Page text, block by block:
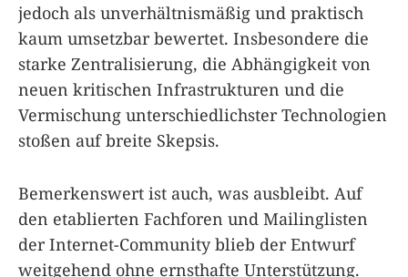
jedoch als unverhältnismäßig und praktisch
kaum umsetzbar bewertet. Insbesondere die
starke Zentralisierung, die Abhängigkeit von
neuen kritischen Infrastrukturen und die
Vermischung unterschiedlichster Technologien
stoßen auf breite Skepsis.
Bemerkenswert ist auch, was ausbleibt. Auf
den etablierten Fachforen und Mailinglisten
der Internet-Community blieb der Entwurf
weitgehend ohne ernsthafte Unterstützung.